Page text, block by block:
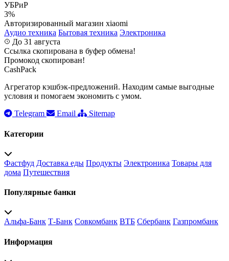
УБРиР
3%
Авторизированный магазин xiaomi
Аудио техника Бытовая техника Электроника
До 31 августа
Ссылка скопирована в буфер обмена!
Промокод скопирован!
CashPack
Агрегатор кэшбэк-предложений. Находим самые выгодные
условия и помогаем экономить с умом.
Telegram
Email Sitemap
Категории
Фастфуд Доставка еды Продукты Электроника Товары для
дома Путешествия
Популярные банки
Альфа-Банк Т-Банк Совкомбанк ВТБ Сбербанк Газпромбанк
Информация